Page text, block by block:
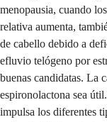
menopausia, cuando
relativa aumenta,
de cabello debido a
efluvio telógeno por
buenas candidatas. La
espironolactona sea
impulsa los diferentes